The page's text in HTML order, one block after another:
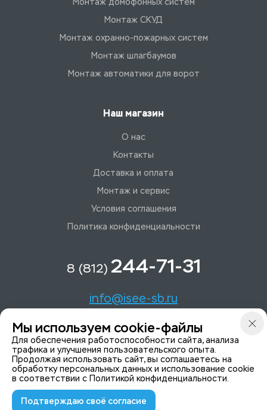
Монтаж СКУД
Монтаж охранно-пожарных систем
Монтаж шлагбаумов
Монтаж автоматики для ворот
Наш магазин
О нас
Контакты
Доставка и оплата
Монтаж и сервис
Условия соглашения
Политика конфиденциальности
8 (812) 244-71-31
info@isee-sb.ru
Светлановский пр-кт, д. 70, корп. 1
Мы в Telegam
© 2015-2026 ISeeYou - системы безопасности
Мы используем cookie-файлы
Для обеспечения работоспособности сайта, анализа
трафика и улучшения пользовательского опыта.
Продолжая использовать сайт, вы соглашаетесь на
обработку персональных данных и использование cookie
в соответствии с Политикой конфиденциальности.
Подтверждаю своё согласие